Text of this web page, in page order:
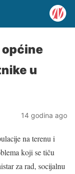
općine
u
14 godina ago
na terenu i
koji se tiču
za rad, socijalnu